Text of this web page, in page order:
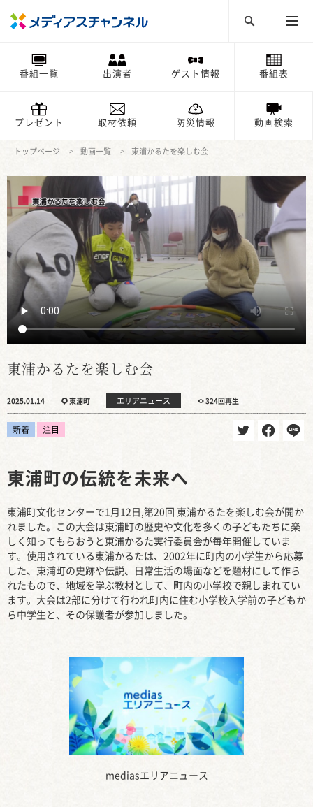
番組一覧 出演者 ゲスト情報 番組表
プレゼント 取材依頼 防災情報 動画検索
トップページ 動画一覧 東浦かるたを楽しむ会
東浦かるたを楽しむ会
2025.01.14 東浦町 エリアニュース 324回再生
新着 注目
mediasエリアニュース
東浦町の伝統を未来へ
東浦町文化センターで1月12日,第20回 東浦かるたを楽しむ会が開か
れました。この大会は東浦町の歴史や文化を多くの子どもたちに楽
しく知ってもらおうと東浦かるた実行委員会が毎年開催していま
す。使用されている東浦かるたは、2002年に町内の小学生から応募
した、東浦町の史跡や伝説、日常生活の場面などを題材にして作ら
れたもので、地域を学ぶ教材として、町内の小学校で親しまれてい
ます。大会は2部に分けて行われ町内に住む小学校入学前の子どもか
ら中学生と、その保護者が参加しました。